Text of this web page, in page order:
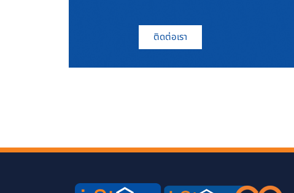
ติดต่อเรา